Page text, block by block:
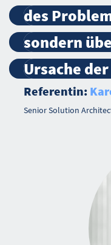
des
sondern
Ursache
Referentin:
Senior Solution